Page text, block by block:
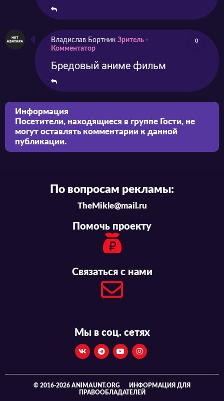
Владислав Бортник Зритель -
Комментатор
0
Бредовый аниме фильм
Информация
Посетители, находящиеся в группе Гости, не
могут оставлять комментарии к данной
публикации.
По вопросам рекламы:
TheMikle@mail.ru
Помочь проекту
Связаться с нами
Мы в соц. сетях
© 2016-2026 ANIMAUNT.ORG
ИНФОРМАЦИЯ ДЛЯ
ПРАВООБЛАДАТЕЛЕЙ